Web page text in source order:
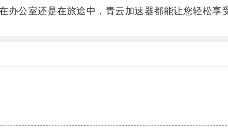
公室还是在旅途中，青云加速器都能让您轻松享